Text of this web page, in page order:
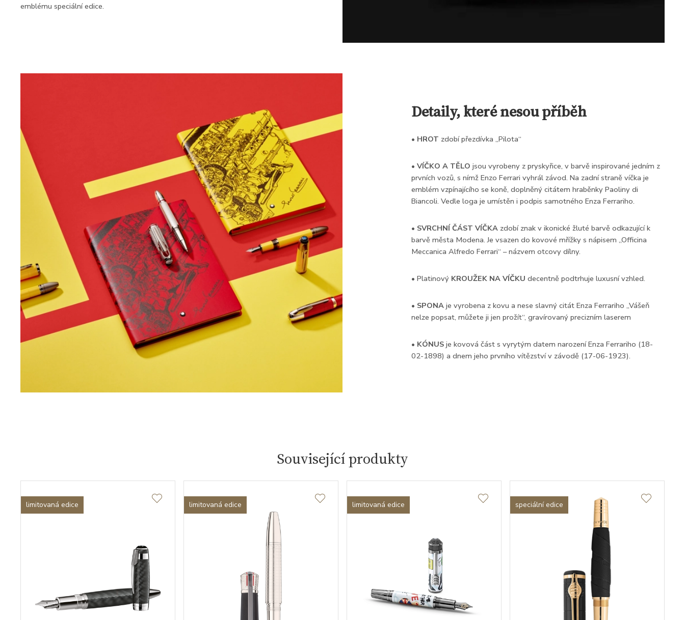
emblému speciální edice.
Detaily, které nesou příběh
• HROT zdobí přezdívka „Pilota“
• VÍČKO A TĚLO jsou vyrobeny z pryskyřice, v barvě inspirované jedním z
prvních vozů, s nímž Enzo Ferrari vyhrál závod. Na zadní straně víčka je
emblém vzpínajícího se koně, doplněný citátem hraběnky Paoliny di
Biancoli. Vedle loga je umístěn i podpis samotného Enza Ferrariho.
• SVRCHNÍ ČÁST VÍČKA zdobí znak v ikonické žluté barvě odkazující k
barvě města Modena. Je vsazen do kovové mřížky s nápisem „Officina
Meccanica Alfredo Ferrari“ – názvem otcovy dílny.
• Platinový KROUŽEK NA VÍČKU decentně podtrhuje luxusní vzhled.
• SPONA je vyrobena z kovu a nese slavný citát Enza Ferrariho „Vášeň
nelze popsat, můžete ji jen prožít“, gravírovaný precizním laserem
• KÓNUS je kovová část s vyrytým datem narození Enza Ferrariho (18-
02-1898) a dnem jeho prvního vítězství v závodě (17-06-1923).
Související produkty
limitovaná edice limitovaná edice limitovaná edice speciální edice